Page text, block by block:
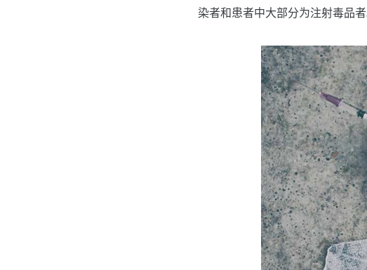
染者和患者中大部分为注射毒品者